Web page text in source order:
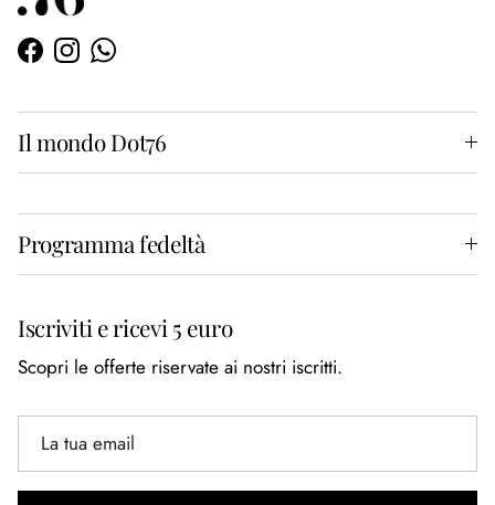
Facebook
InstagramWhatsApp
Il mondo Dot76
Programma fedeltà
Iscriviti e ricevi 5 euro
Scopri le offerte riservate ai nostri iscritti.